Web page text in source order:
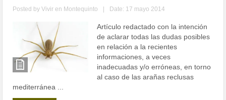
Posted byVivir en Montequinto Date: 17 mayo 2014
Artículo redactado con la intención
de aclarar todas las dudas posibles
en relación a la recientes
informaciones, a veces
inadecuadas y/o erróneas, en torno
al caso de las arañas reclusas
mediterránea ...